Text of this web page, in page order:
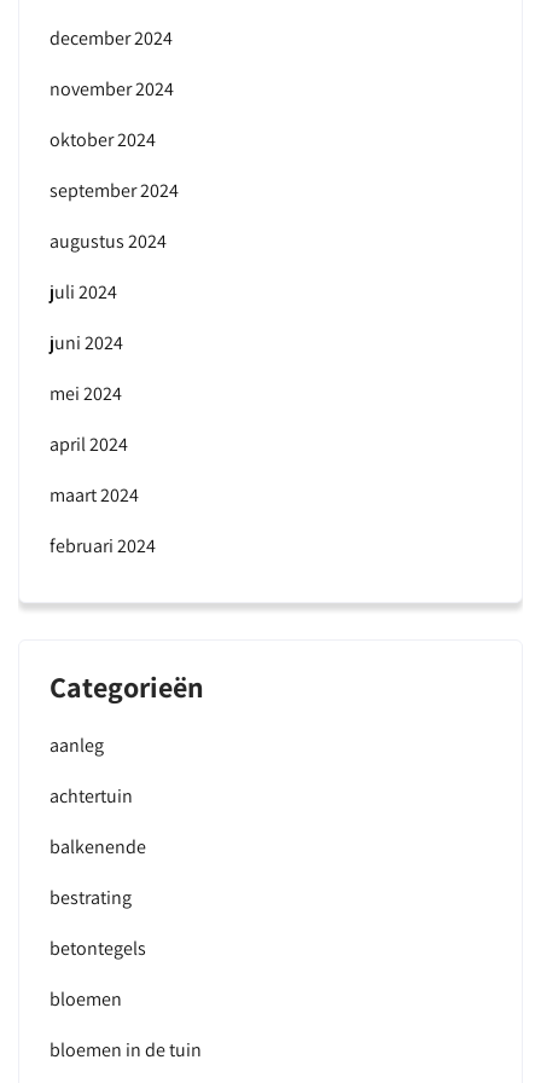
december 2024
november 2024
oktober 2024
september 2024
augustus 2024
juli 2024
juni 2024
mei 2024
april 2024
maart 2024
februari 2024
Categorieën
aanleg
achtertuin
balkenende
bestrating
betontegels
bloemen
bloemen in de tuin